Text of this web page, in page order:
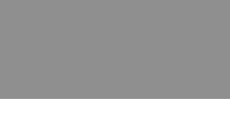
„U15”/